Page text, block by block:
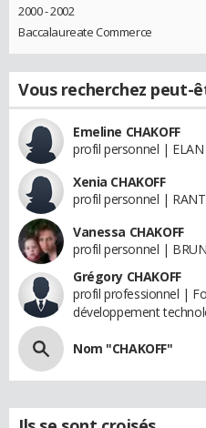
2000 - 2002
Baccalaureate Commerce
Vous recherchez peut-
Emeline CHAKOFF
profil personnel | ELAN
Xenia CHAKOFF
profil personnel |
Vanessa CHAKOFF
profil personnel |
Grégory CHAKOFF
profil professionnel |
développement
Nom "CHAKOFF"